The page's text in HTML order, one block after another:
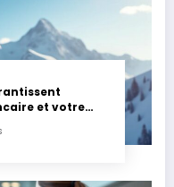
et votre